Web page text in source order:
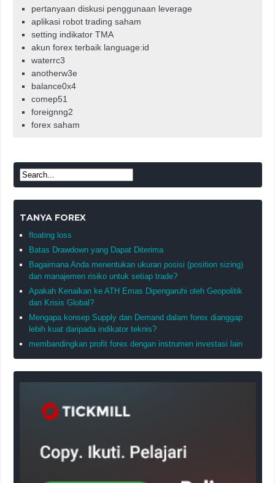
pertanyaan diskusi penggunaan leverage
aplikasi robot trading saham
setting indikator TMA
akun forex terbaik language:id
waterrc3
anotherw3e
balance0x4
comep51
foreignng2
forex saham
TANYA FOREX
floating loss
Batas Drawdown yang Dapat Diterima
Bagaimana Anda menentukan ukuran posisi (position sizing)
dan manajemen risiko untuk setiap trade?
Apakah Kenaikan ke ATH Emas Dipengaruhi oleh Geopolitik
dan Krisis Global?
Mengapa konsep Supply dan Demand dalam forex dianggap
lebih kuat daripada indikator teknis?
membandingkan profit forex dengan instrumen investasi lain